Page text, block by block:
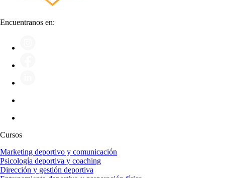
Encuentranos en:
Cursos
Marketing deportivo y comunicación
Psicología deportiva y coaching
Dirección y gestión deportiva